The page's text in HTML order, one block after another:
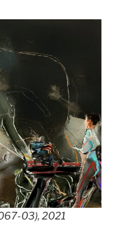
03), 2021